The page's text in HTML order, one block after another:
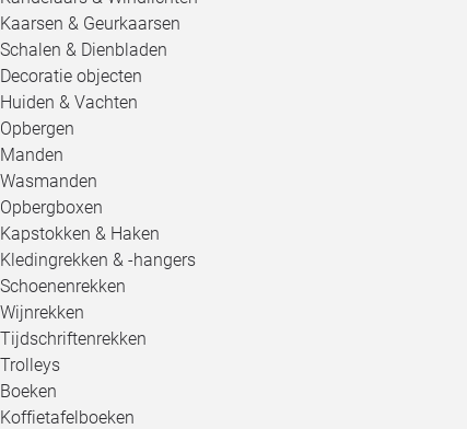
Kaarsen & Geurkaarsen
Schalen & Dienbladen
Decoratie objecten
Huiden & Vachten
Opbergen
Manden
Wasmanden
Opbergboxen
Kapstokken & Haken
Kledingrekken & -hangers
Schoenenrekken
Wijnrekken
Tijdschriftenrekken
Trolleys
Boeken
Koffietafelboeken